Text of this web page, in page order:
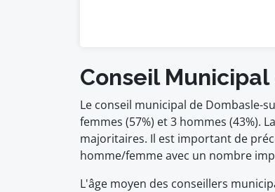
Conseil
Le conseil municipal de Dombasle-
femmes (57%) et 3 hommes (43%).
majoritaires. Il est important de
homme/femme avec un nombre
L'âge moyen des conseillers